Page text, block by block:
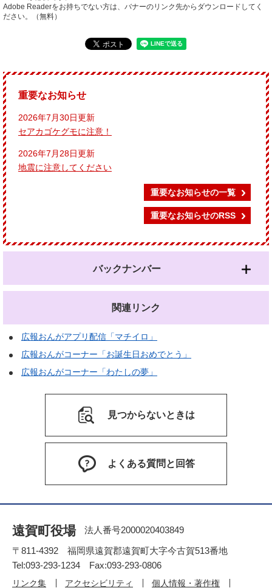
Adobe Readerをお持ちでない方は、バナーのリンク先からダウンロードしてく
ださい。（無料）
重要なお知らせ
2026年7月30日更新
セアカゴケグモに注意！
2026年7月28日更新
地震に注意してください
重要なお知らせの一覧
重要なお知らせのRSS
バックナンバー
関連リンク
広報おんがアプリ配信「マチイロ」
広報おんがコーナー「お誕生日おめでとう」
広報おんがコーナー「わたしの夢」
見つからないときは
よくある質問と回答
遠賀町役場
法人番号2000020403849
〒811-4392 福岡県遠賀郡遠賀町大字今古賀513番地
Tel:093-293-1234 Fax:093-293-0806
リンク集 アクセシビリティ 個人情報・著作権